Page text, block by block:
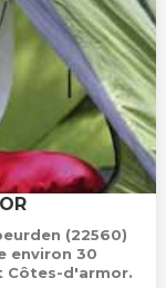
(22560)
environ 30
Côtes-d'armor.